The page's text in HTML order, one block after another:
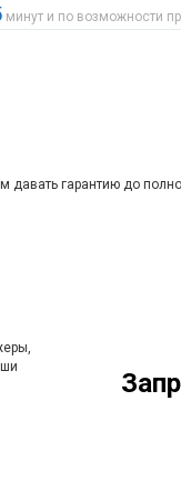
минут и по возможности
давать гарантию до